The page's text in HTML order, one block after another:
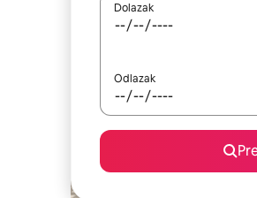
Dolazak
Odlazak